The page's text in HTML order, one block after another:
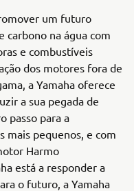
um futuro
carbono na água com
e combustíveis
dos motores fora de
a Yamaha oferece
a sua pegada de
passo para a
mais pequenos, e com
Harmo
está a responder a
o futuro, a Yamaha